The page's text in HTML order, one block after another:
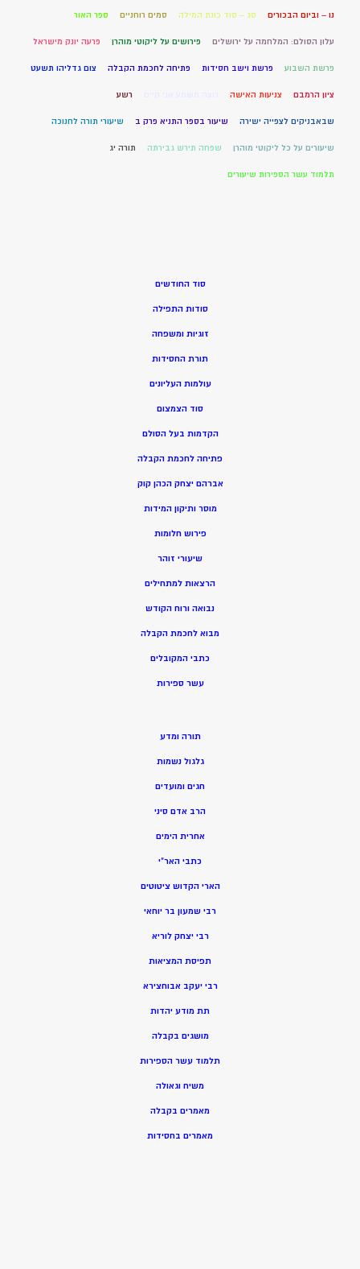
נו – וביום הבכורים סג – סוד כונת המילה סמים רוחניים ספר האור
עלון הסולם: המלחמה על ירושלים פירושים על ליקוטי מוהרן פרעה יונק מישראל
פרשת השבוע פרשת וישב חסידות פתיחה לחכמת הקבלה צום גדליהו תשעט
ציון הרמבם צניעות האישה רשע
שבאבניקים לצפייה ישירה שיעור בספר התניא פרק ב שיעורי תורה לחנוכה
שיעורים על כל ליקוטי מוהרן שפחה תירש גבירתה תורה יג
תלמוד עשר הספירות שיעורים
סוד החודשים
סודות התפילה
זוגיות ומשפחה
תורת החסידות
עולמות העליונים
סוד הצמצום
הקדמות בעל הסולם
פתיחה לחכמת הקבלה
אברהם יצחק הכהן קוק
מוסר ותיקון המידות
פירוש חלומות
שיעורי זוהר
הרצאות למתחילים
נבואה ורוח הקודש
מבוא לחכמת הקבלה
כתבי המקובלים
עשר ספירות
תורה ומדע
גלגול נשמות
חגים ומועדים
הרב אדם סיני
אחרית הימים
כתבי האר”י
הארי הקדוש ציטוטים
רבי שמעון בר יוחאי
רבי יצחק לוריא
תפיסת המציאות
רבי יעקב אבוחצירא
תת מודע יהדות
מושגים בקבלה
תלמוד עשר הספירות
משיח וגאולה
מאמרים בקבלה
מאמרים בחסידות